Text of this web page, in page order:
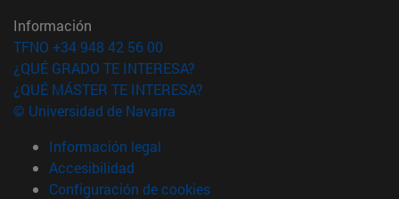
Información
TFNO +34 948 42 56 00
¿QUÉ GRADO TE INTERESA?
¿QUÉ MÁSTER TE INTERESA?
© Universidad de Navarra
Información legal
Accesibilidad
Configuración de cookies